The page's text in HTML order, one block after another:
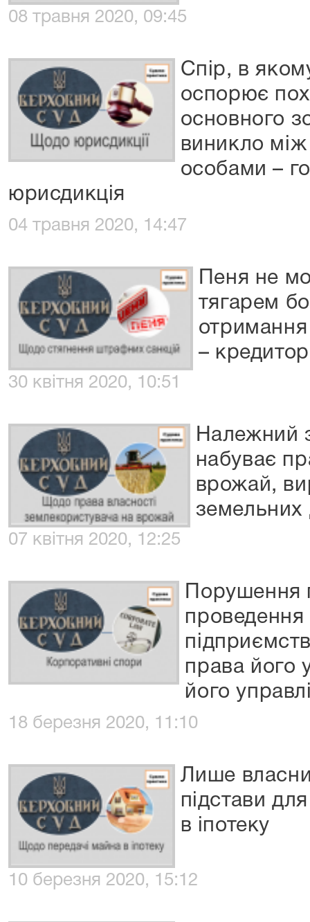
08 травня 2020, 09:45
Спір, в
оспорює
основного
виникло
особами –
юрисдикція
04 травня 2020, 14:47
Пеня не
тягарем
отримання
–
30 квітня 2020, 10:51
Належний
набуває
врожай,
земельних
07 квітня 2020, 12:25
Порушення
проведення
права його
його
18 березня 2020, 11:10
Лише
підстави
в іпотеку
10 березня 2020, 15:12